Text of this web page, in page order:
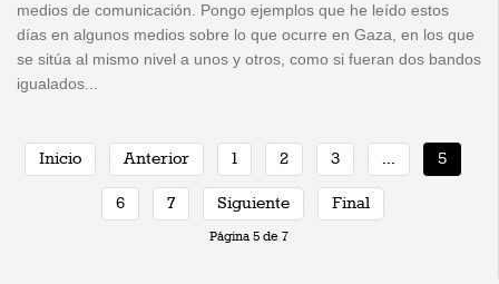
medios de comunicación. Pongo ejemplos que he leído estos
días en algunos medios sobre lo que ocurre en Gaza, en los que
se sitúa al mismo nivel a unos y otros, como si fueran dos bandos
igualados...
Inicio Anterior 1 2 3 ... 5
6 7 Siguiente Final
Página 5 de 7